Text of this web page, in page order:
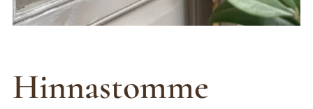
Hinnastomme